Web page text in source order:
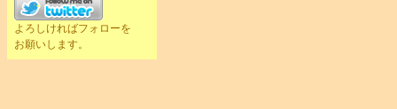
よろしければフォローを
お願いします。